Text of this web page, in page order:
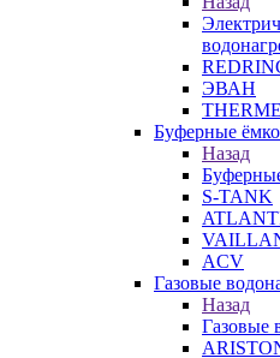
ЭВАН
Буферные
Назад
S-TANK
ACV
Газовые
Назад
Газовые